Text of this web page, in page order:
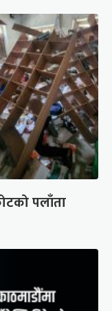
पलाँता